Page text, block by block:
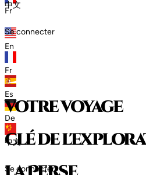
Fr
En
Fr
Es
De
中文
Se connecter
中文
Se connecter
votre voyage
clé de